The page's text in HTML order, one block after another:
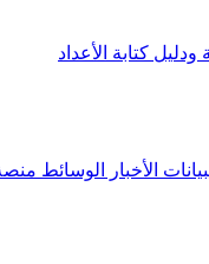
ودليل كتابة الأعداد
الأخبار الوسائط